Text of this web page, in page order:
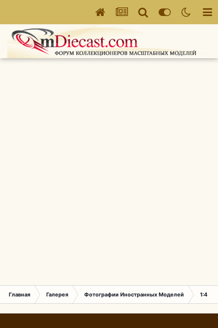
Главная Галерея Фотографии Иностранных Моделей 1:43